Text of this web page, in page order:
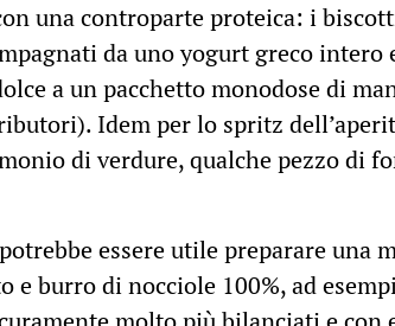
una controparte proteica: i
da uno yogurt greco intero
a un pacchetto monodose di
Idem per lo spritz
di verdure, qualche pezzo di
essere utile preparare una
e burro di nocciole 100%, ad